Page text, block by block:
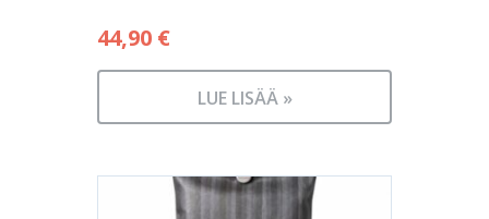
44,90 €
LUE LISÄÄ »